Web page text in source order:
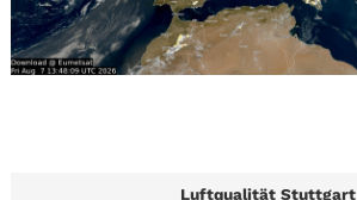
Luftqualität Stuttgart